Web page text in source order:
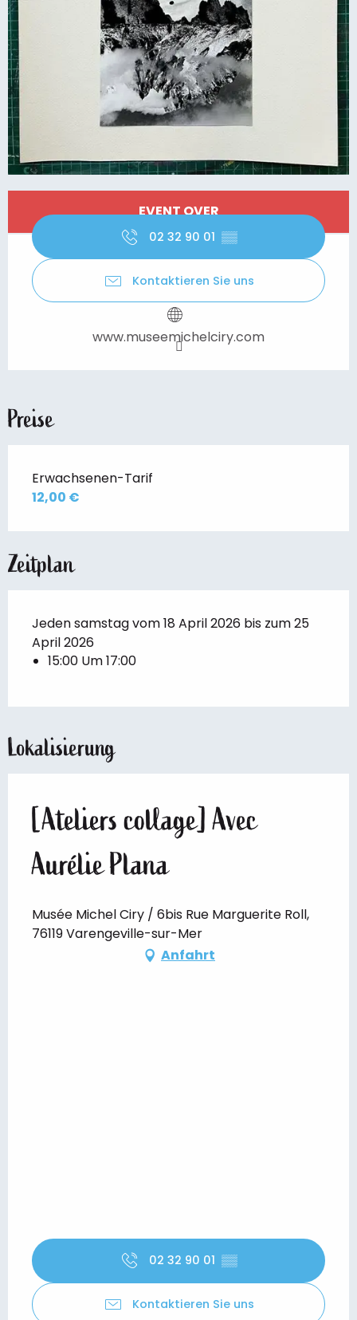
Öffnungszeiten & KontaktdatenEVENT OVER
02 32 90 01 ▒▒
Kontaktieren Sie uns
www.museemichelciry.com
Preise
Erwachsenen-Tarif
12,00 €
Zeitplan
Jeden samstag vom 18 April 2026 bis zum 25
April 2026
15:00 Um 17:00
Lokalisierung
[Ateliers collage] Avec
Aurélie Plana
Musée Michel Ciry / 6bis Rue Marguerite Roll,
76119 Varengeville-sur-Mer
Anfahrt
02 32 90 01 ▒▒
Kontaktieren Sie uns